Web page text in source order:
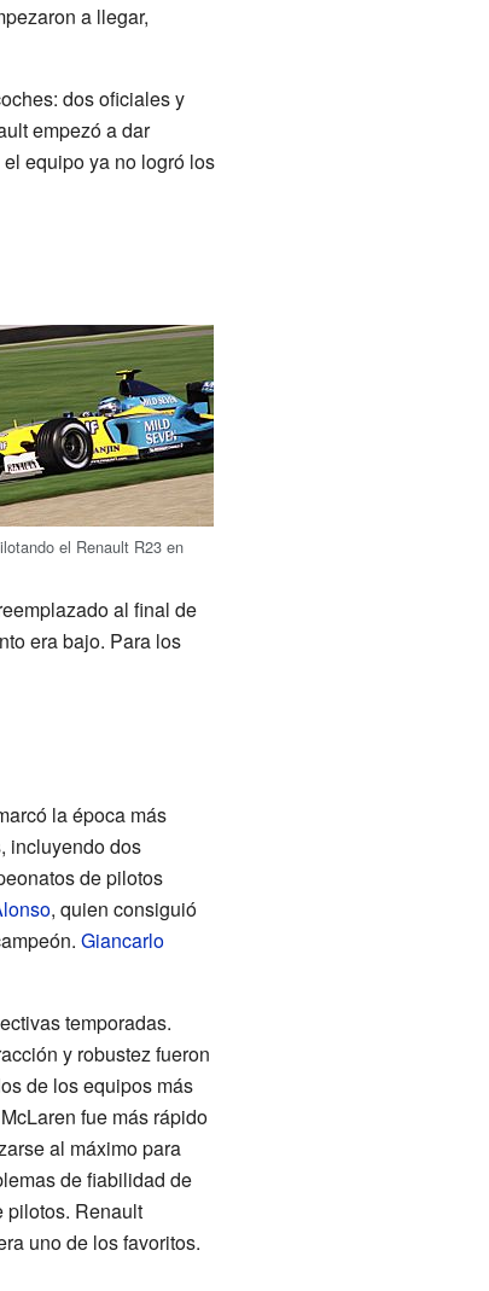
a llegar,
dos oficiales y
empezó a dar
equipo ya no logró los
el Renault R23 en
al final de
era bajo. Para los
la época más
incluyendo dos
de pilotos
, quien consiguió
Giancarlo
temporadas.
y robustez fueron
de los equipos más
fue más rápido
al máximo para
de fiabilidad de
pilotos. Renault
uno de los favoritos.